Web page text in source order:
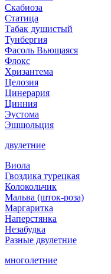
Скабиоза
Статица
Табак душистый
Тунбергия
Фасоль Вьющаяся
Флокс
Хризантема
Целозия
Цинерария
Цинния
Эустома
Эшшольция
двулетние
Виола
Гвоздика турецкая
Колокольчик
Мальва (шток-роза)
Маргаритка
Наперстянка
Незабудка
Разные двулетние
многолетние